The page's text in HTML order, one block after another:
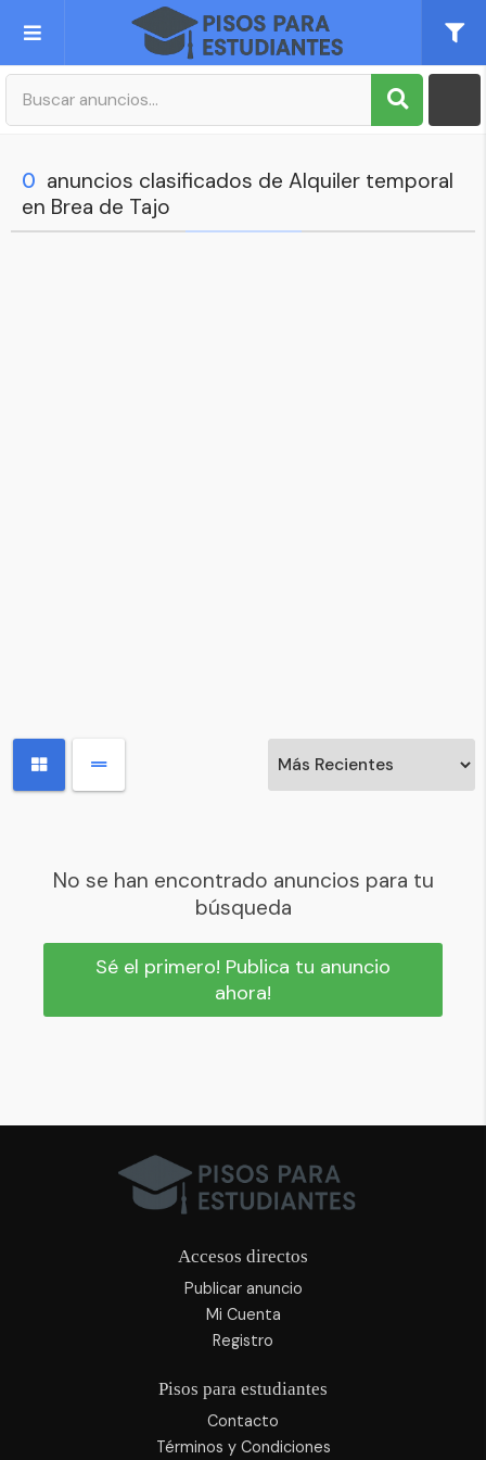
Publica tu Anuncio
Mi cuenta
0 anuncios clasificados de Alquiler temporal
en Brea de Tajo
No se han encontrado anuncios para tu
búsqueda
Sé el primero! Publica tu anuncio
ahora!
Accesos directos
Publicar anuncio
Mi Cuenta
Registro
Pisos para estudiantes
Contacto
Términos y Condiciones